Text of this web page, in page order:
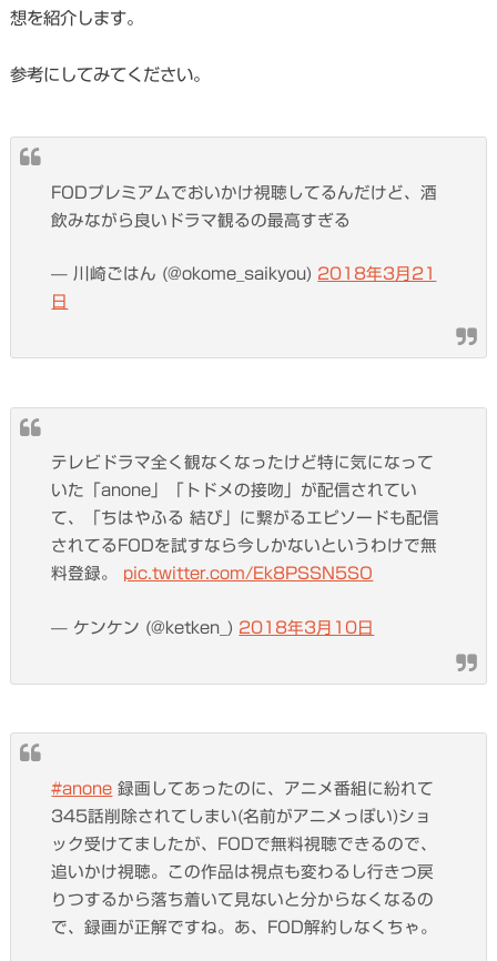
想を紹介します。
参考にしてみてください。
FODプレミアムでおいかけ視聴してるんだけど、酒
飲みながら良いドラマ観るの最高すぎる
— 川崎ごはん (@okome_saikyou) 2018年3月21
日
テレビドラマ全く観なくなったけど特に気になって
いた「anone」「トドメの接吻」が配信されてい
て、「ちはやふる 結び」に繋がるエピソードも配信
されてるFODを試すなら今しかないというわけで無
料登録。 pic.twitter.com/Ek8PSSN5SO
— ケンケン (@ketken_) 2018年3月10日
#anone 録画してあったのに、アニメ番組に紛れて
345話削除されてしまい(名前がアニメっぽい)ショ
ック受けてましたが、FODで無料視聴できるので、
追いかけ視聴。この作品は視点も変わるし行きつ戻
りつするから落ち着いて見ないと分からなくなるの
で、録画が正解ですね。あ、FOD解約しなくちゃ。